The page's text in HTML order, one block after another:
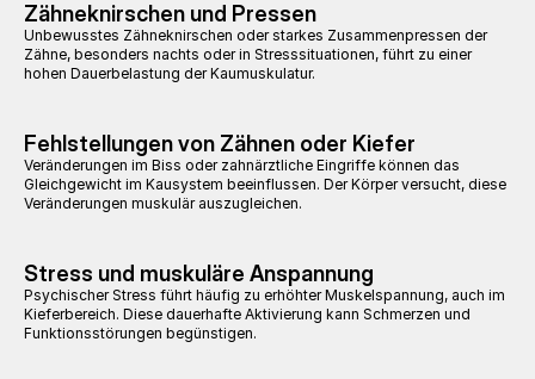
Zähneknirschen und Pressen
Unbewusstes Zähneknirschen oder starkes Zusammenpressen der
Zähne, besonders nachts oder in Stresssituationen, führt zu einer
hohen Dauerbelastung der Kaumuskulatur.
Fehlstellungen von Zähnen oder Kiefer
Veränderungen im Biss oder zahnärztliche Eingriffe können das
Gleichgewicht im Kausystem beeinflussen. Der Körper versucht, diese
Veränderungen muskulär auszugleichen.
Stress und muskuläre Anspannung
Psychischer Stress führt häufig zu erhöhter Muskelspannung, auch im
Kieferbereich. Diese dauerhafte Aktivierung kann Schmerzen und
Funktionsstörungen begünstigen.